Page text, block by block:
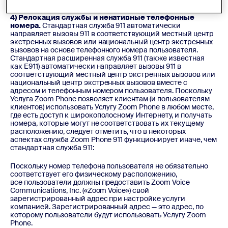
4) Релокация службы и ненативные телефонные
номера.Стандартная служба 911 автоматически
направляет вызовы 911 в соответствующий местный центр
экстренных вызовов или национальный центр экстренных
вызовов на основе телефонного номера пользователя.
Стандартная расширенная служба 911 (также известная
как E911) автоматически направляет вызовы 911 в
соответствующий местный центр экстренных вызовов или
национальный центр экстренных вызовов вместе с
адресом и телефонным номером пользователя. Поскольку
Услуга Zoom Phone позволяет клиентам (и пользователям
клиентов) использовать Услугу Zoom Phone в любом месте,
где есть доступ к широкополосному Интернету, и получать
номера, которые могут не соответствовать их текущему
расположению, следует отметить, что в некоторых
аспектах служба Zoom Phone 911 функционирует иначе, чем
стандартная служба 911:
Поскольку номер телефона пользователя не обязательно
соответствует его физическому расположению,
все пользователи должны предоставить Zoom Voice
Communications, Inc. («Zoom Voice») свой
зарегистрированный адрес при настройке услуги
компанией. Зарегистрированный адрес — это адрес, по
которому пользователи будут использовать Услугу Zoom
Phone.